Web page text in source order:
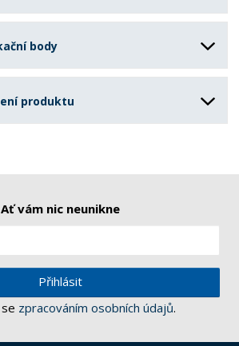
body
produktu
Ať vám nic neunikne
Přihlásit
zpracováním osobních údajů.